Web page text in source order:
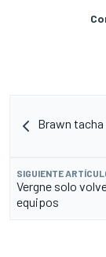
Brawn
SIGUIENTE
Vergne solo
equipos